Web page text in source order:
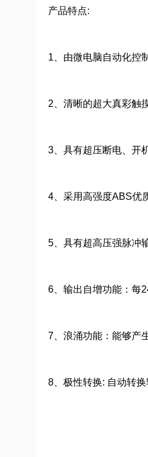
产品特点:
1、由微电脑自动化控
2、清晰的超大真彩触
3、具有超压断电、开
4、采用高强度ABS优
5、具有超高压强脉冲
6、输出自增功能：每
7、浪涌功能：能够产
8、极性转换: 自动转